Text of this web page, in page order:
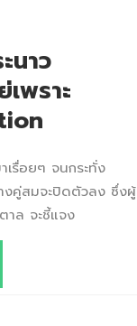
นาว
พราะ
รื่อยๆ จนกระทั่ง
งคู่สมจะปิดตัวลง ซึ่งผู้
ล จะชี้แจง